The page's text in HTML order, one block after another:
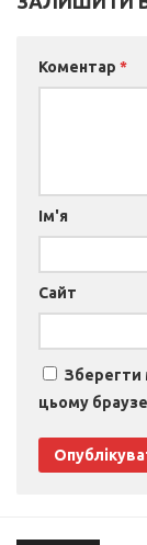
Коментар *
Ім'я
Сайт
Зберегти
цьому